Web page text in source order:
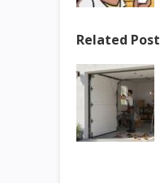
Related Post